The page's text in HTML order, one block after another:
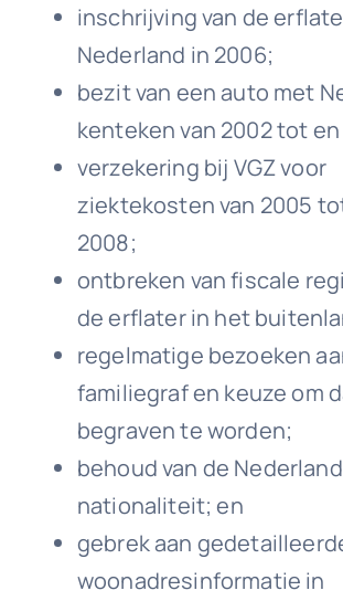
inschrijving van de
Nederland in 2006;
bezit van een auto met
kenteken van 2002 tot
verzekering bij VGZ voor
ziektekosten van 2005
2008;
ontbreken van fiscale
de erflater in het
regelmatige bezoeken
familiegraf en keuze om
begraven te worden;
behoud van de
nationaliteit; en
gebrek aan
woonadresinformatie in